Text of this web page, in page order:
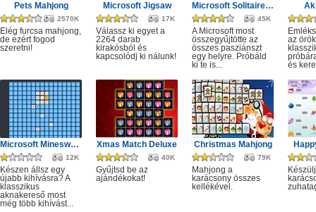
Pets Mahjong
2570K
Elég furcsa mahjong,
de ezért fogod
szeretni!
Microsoft Jigsaw
17K
Válassz ki egyet a
2264 darab
kirakósból és
kapcsolódj ki nálunk!
Microsoft Solitaire Collection
45K
A Microsoft most
összegyűjtötte az
összes pasziánszt
egy helyre. Próbáld
ki te is...
az örök
és
Microsoft Minesweeper
12K
Készen állsz egy
újabb kihívásra? A
klasszikus
aknakereső most
még több kihívást...
Xmas Match Deluxe
40K
Gyűjtsd be az
ajándékokat!
Christmas Mahjong
79K
Mahjong a
karácsony összes
kellékével.